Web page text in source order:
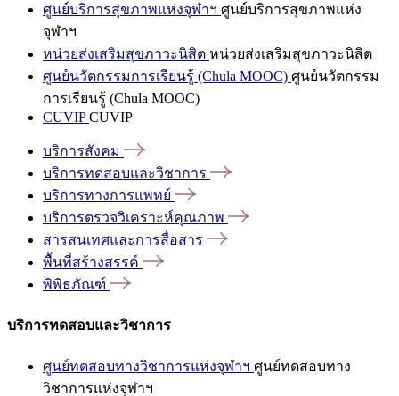
ศูนย์บริการสุขภาพแห่งจุฬาฯ ศูนย์บริการสุขภาพแห่ง
จุฬาฯ
หน่วยส่งเสริมสุขภาวะนิสิต หน่วยส่งเสริมสุขภาวะนิสิต
ศูนย์นวัตกรรมการเรียนรู้ (Chula MOOC) ศูนย์นวัตกรรม
การเรียนรู้ (Chula MOOC)
CUVIPCUVIP
บริการสังคม
บริการทดสอบและวิชาการ
บริการทางการแพทย์
บริการตรวจวิเคราะห์คุณภาพ
สารสนเทศและการสื่อสาร
พื้นที่สร้างสรรค์
พิพิธภัณฑ์
บริการทดสอบและวิชาการ
ศูนย์ทดสอบทางวิชาการแห่งจุฬาฯ ศูนย์ทดสอบทาง
วิชาการแห่งจุฬาฯ